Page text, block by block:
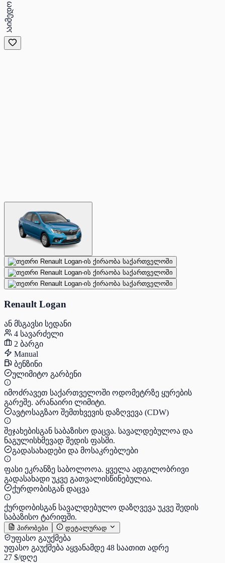
საიმედო
Renault Logan
ან მსგავსი სედანი
4 სავარძელი
2 ბარგი
Manual
ბენზინი
ულიმიტო გარბენი
იმოძრავეთ საქართველოში ოდომეტრზე ყურების
გარეშე. არანაირი ლიმიტი.
ავტოსაგზაო შემთხვევის დაზღვევა (CDW)
შეჯახებისგან საბაზისო დაცვა. სავალდებულოა და
ნაგულისხმევად შედის ფასში.
გადასახადები და მოსაკრებლები
ფასი ეკრანზე საბოლოოა. ყველა ადგილობრივი
გადასახადი უკვე გათვალისწინებულია.
ქურდობისგან დაცვა
ქურდობისგან სავალდებულო დაზღვევა უკვე შედის
საბაზისო ტარიფში.
პირობები დეტალურად
უფასო გაუქმება
უფასო გაუქმება აყვანამდე 48 საათით ადრე
27 $/დღე